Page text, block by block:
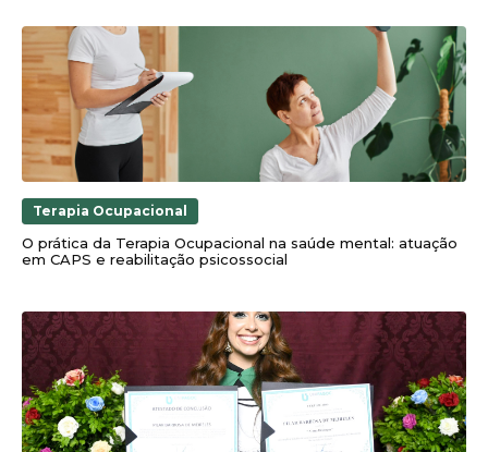
Terapia Ocupacional
O prática da Terapia Ocupacional na saúde mental: atuação
em CAPS e reabilitação psicossocial